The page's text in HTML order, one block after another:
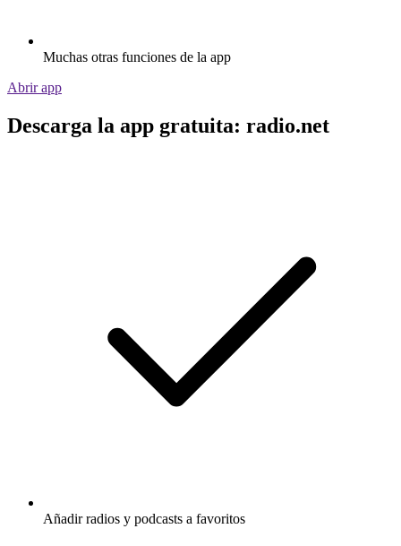
Muchas otras funciones de la app
Abrir app
Descarga la app gratuita: radio.net
Añadir radios y podcasts a favoritos